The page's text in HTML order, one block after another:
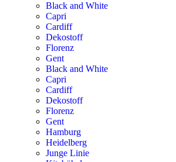
Black and White
Capri
Cardiff
Dekostoff
Florenz
Gent
Black and White
Capri
Cardiff
Dekostoff
Florenz
Gent
Hamburg
Heidelberg
Junge Linie